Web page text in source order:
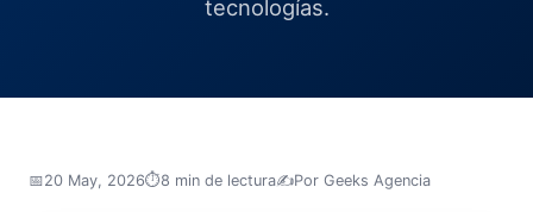
tecnologías.
📅20 May, 2026⏱️8 min de lectura✍️Por Geeks Agencia